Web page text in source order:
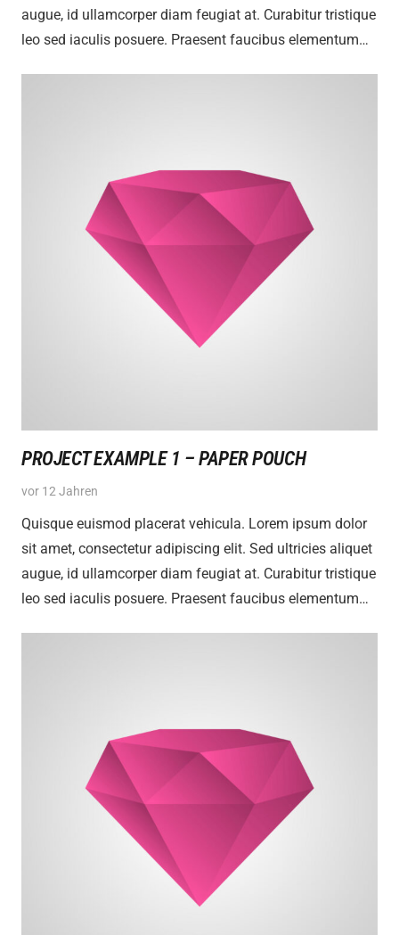
augue, id ullamcorper diam feugiat at. Curabitur tristique
leo sed iaculis posuere. Praesent faucibus elementum…
PROJECT EXAMPLE 1 – PAPER POUCH
vor 12 Jahren
Quisque euismod placerat vehicula. Lorem ipsum dolor
sit amet, consectetur adipiscing elit. Sed ultricies aliquet
augue, id ullamcorper diam feugiat at. Curabitur tristique
leo sed iaculis posuere. Praesent faucibus elementum…